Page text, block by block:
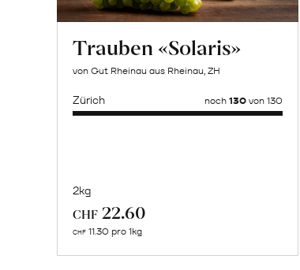
Trauben «Solaris»
von Gut Rheinau aus Rheinau, ZH
Zürich noch 130von 130
2kg
CHF 22.60
CHF 11.30 pro 1kg
Naturbelassene